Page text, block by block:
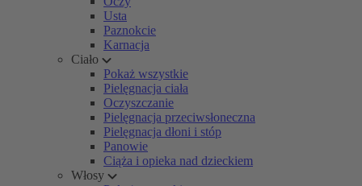
Usta
Paznokcie
Karnacja
Ciało
Pokaż wszystkie
Pielęgnacja ciała
Oczyszczanie
Pielęgnacja przeciwsłoneczna
Pielęgnacja dłoni i stóp
Panowie
Ciąża i opieka nad dzieckiem
Włosy